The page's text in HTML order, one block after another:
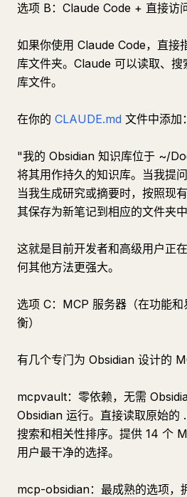
选项 B：Claude Code + 直接访
如果你使用 Claude Code，直接
库文件夹。Claude 可以读取、
库文件。
在你的 CLAUDE.md 文件中添加：
"我的 Obsidian 知识库位于 ~/
将其用作持久的知识库。当我提
当我生成研究或摘要时，按照现
其保存为新笔记到相应的文件夹
这就是目前开发者和高级用户正
何其他方法更强大。
选项 C：MCP 服务器（在功能
衡）
有几个专门为 Obsidian 设计的
mcpvault：零依赖，无需
Obsidian 运行。直接读取原始的
搜索和相关性排序。提供 14 个
用户最干净的选择。
mcp-obsidian：最成熟的选项，